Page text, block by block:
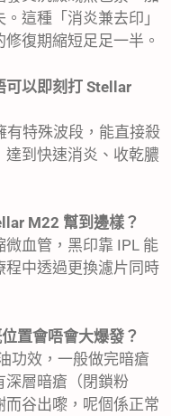
這種「消炎兼去印」
復期縮短足足一半。
可以即刻打 Stellar
有特殊波段，能直接殺
到快速消炎、收乾膿
M22 幫到邊樣？
血管，黑印靠 IPL 能
程中透過更換濾片同時
置會唔會大爆發？
功效，一般做完暗瘡
深層暗瘡（閉鎖粉
谷出嚟，呢個係正常